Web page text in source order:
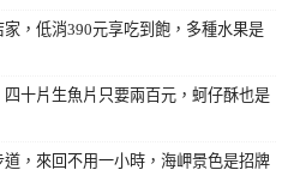
，低消390元享吃到飽，多種水果是
十片生魚片只要兩百元，蚵仔酥也是
，來回不用一小時，海岬景色是招牌